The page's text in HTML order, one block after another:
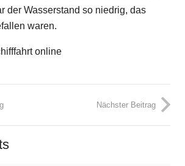
der Wasserstand so niedrig, das
waren.
online
Nächster Beitrag